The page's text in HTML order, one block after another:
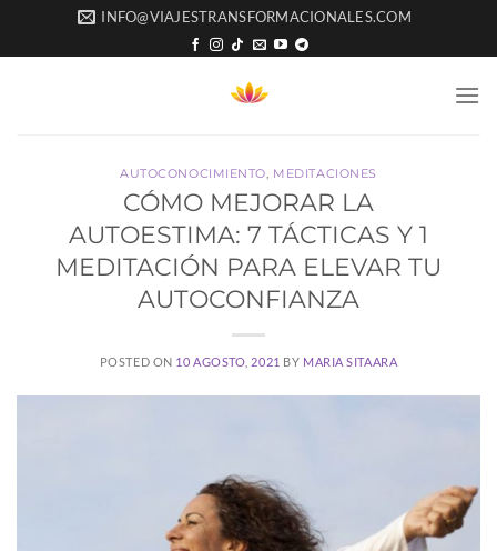
INFO@VIAJESTRANSFORMACIONALES.COM
AUTOCONOCIMIENTO, MEDITACIONES
CÓMO MEJORAR LA
AUTOESTIMA: 7 TÁCTICAS Y 1
MEDITACIÓN PARA ELEVAR TU
AUTOCONFIANZA
POSTED ON 10 AGOSTO, 2021 BY MARIA SITAARA